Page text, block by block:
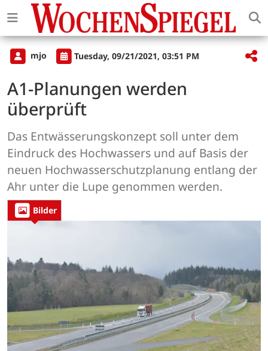
mjo Tuesday, 09/21/2021, 03:51 PM
A1-Planungen werden
überprüft
Das Entwässerungskonzept soll unter dem
Eindruck des Hochwassers und auf Basis der
neuen Hochwasserschutzplanung entlang der
Ahr unter die Lupe genommen werden.
Bilder